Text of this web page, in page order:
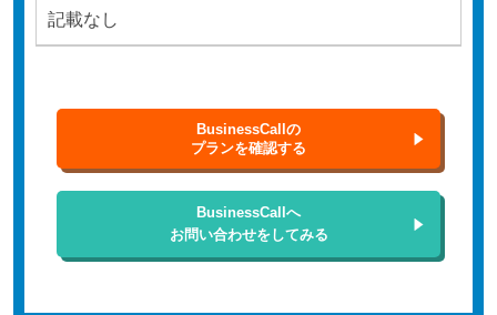
記載なし
BusinessCallの
プランを確認する
BusinessCallへ
お問い合わせをしてみる